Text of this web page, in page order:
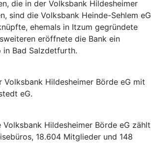
die in der Volksbank Hildesheimer
sind die Volksbank Heinde-Sehlem eG
ehemals in Itzum gegründete
eröffnete die Bank ein
in Bad Salzdetfurth.
Volksbank Hildesheimer Börde eG mit
eG.
Volksbank Hildesheimer Börde eG zählt
18.604 Mitglieder und 148